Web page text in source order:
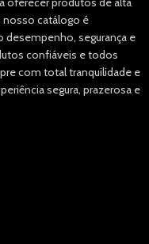
nosso catálogo é
desempenho, segurança e
confiáveis e todos
com total tranquilidade e
segura, prazerosa e